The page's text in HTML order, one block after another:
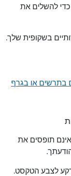
להשלים את
בשקופית שלך.
בתרשים או בגרף
תופסים את
לצבע הטקסט.